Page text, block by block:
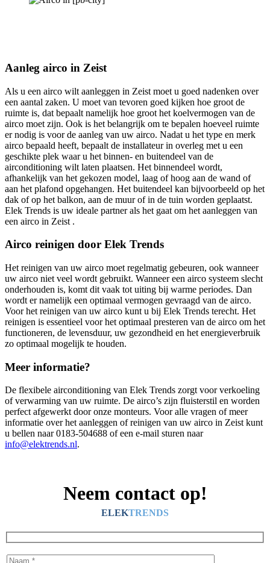
Aanleg airco in Zeist
Als u een airco wilt aanleggen in Zeist moet u goed nadenken over
een aantal zaken. U moet van tevoren goed kijken hoe groot de
ruimte is, dat bepaalt namelijk hoe groot het koelvermogen van de
airco moet zijn. Ook is het belangrijk om te bepalen hoeveel ruimte
er nodig is voor de aanleg van uw airco. Nadat u het type en merk
airco bepaald heeft, bepaalt de installateur in overleg met u een
geschikte plek waar u het binnen- en buitendeel van de
airconditioning wilt laten plaatsen. Het binnendeel wordt,
afhankelijk van het gekozen model, laag of hoog aan de wand of
aan het plafond opgehangen. Het buitendeel kan bijvoorbeeld op het
dak of op het balkon, aan de muur of in de tuin worden geplaatst.
Elek Trends is uw ideale partner als het gaat om het aanleggen van
een airco in Zeist .
Airco reinigen door Elek Trends
Het reinigen van uw airco moet regelmatig gebeuren, ook wanneer
uw airco niet veel wordt gebruikt. Wanneer een airco systeem slecht
onderhouden is, komt dit vaak tot uiting bij warme periodes. Dan
wordt er namelijk een optimaal vermogen gevraagd van de airco.
Voor het reinigen van uw airco kunt u bij Elek Trends terecht. Het
reinigen is essentieel voor het optimaal presteren van de airco om het
functioneren, de levensduur, uw gezondheid en het energieverbruik
zo optimaal mogelijk te houden.
Meer informatie?
De flexibele airconditioning van Elek Trends zorgt voor verkoeling
of verwarming van uw ruimte. De airco’s zijn fluisterstil en worden
perfect afgewerkt door onze monteurs. Voor alle vragen of meer
informatie over het aanleggen of reinigen van uw airco in Zeist kunt
u bellen naar 0183-504688 of een e-mail sturen naar
info@elektrends.nl.
Neem contact op!
ELEKTRENDS